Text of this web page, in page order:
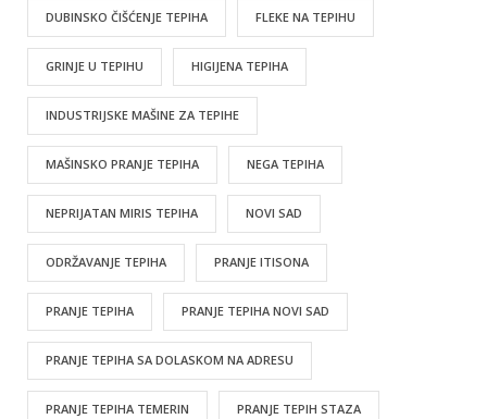
DUBINSKO ČIŠĆENJE TEPIHA FLEKE NA TEPIHU
GRINJE U TEPIHU HIGIJENA TEPIHA
INDUSTRIJSKE MAŠINE ZA TEPIHE
MAŠINSKO PRANJE TEPIHA NEGA TEPIHA
NEPRIJATAN MIRIS TEPIHA NOVI SAD
ODRŽAVANJE TEPIHA PRANJE ITISONA
PRANJE TEPIHA PRANJE TEPIHA NOVI SAD
PRANJE TEPIHA SA DOLASKOM NA ADRESU
PRANJE TEPIHA TEMERIN PRANJE TEPIH STAZA